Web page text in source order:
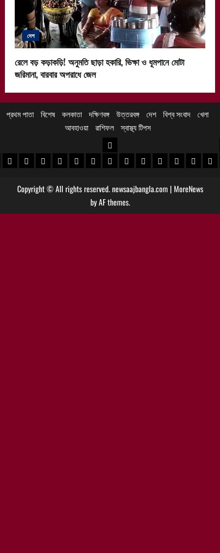
দেশ
রেলে বড় কড়াকড়ি! অনুমতি ছাড়া হকারি, ভিক্ষা ও ধূমপানে মোটা
জরিমানা, বারবার অপরাধে জেল
প্রথম পাতা বিশেষ কলকাতা দক্ষিণবঙ্গ উত্তরবঙ্গ দেশ বিশ্ব সংবাদ খেলা
আবহাওয়া
রাশিফল স্বাস্থ্য টিপস
খবর
খবর
পুরুলিয়া খবর
বাঁকুড়া খবরপশ্চিম বর্ধমান খবর
পূর্ব বর্ধমান খবর
বীরভূম খবরমুর্শিদাবাদ খবর
উত্তরবঙ্গ
কোচবিহার নিউজ
আলিপুরদুয়ার খবর
জলপাইগুড়ি খবর
শিলিগুড়ি খবর
উত্তরদক্ষিণ
Copyright © All rights reserved. newsaajbangla.com | MoreNews
by AF themes.